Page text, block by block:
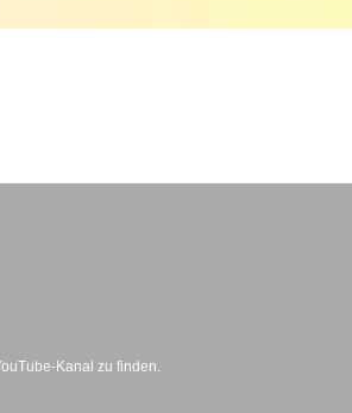
Kanal zu finden.